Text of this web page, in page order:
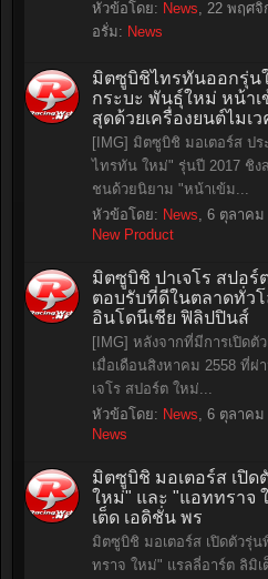
หัวข้อโดย: News, 22 พฤศจิ
อรั่ม: News
มิตซูบิชิไทรทันออกรุ่น
กระบะ พันธุ์ใหม่ หน้า
สุดด้วยเครื่องยนต์ไมเว
[IMG] มิตซูบิชิ มอเตอร์ส ป
ไทรทัน ใหม่" รุ่นปี 2017 ชิง
ชนด้วยนิยาม "หน้าเข้ม...
หัวข้อโดย: News, 6 ตุลาคม
New Product
มิตซูบิชิ ปาเจโร สปอร์
ตอบรับที่ดีในตลาดทั่วโ
อินโดนีเชีย ฟิลิปปินส์
[IMG] หลังจากที่มีการเปิดตั
เมื่อเดือนสิงหาคม 2558 ที่ผ่
เจโร สปอร์ต ใหม่...
หัวข้อโดย: News, 6 ตุลาคม
News
มิตซูบิชิ มอเตอร์ส เปิด
ใหม่" และ "แอททราจ
เต็ด เอดิชั่น พร
มิตซูบิชิ มอเตอร์ส เปิดตัวรุ่
ทราจ ใหม่" แรลลี่อาร์ต ลิมิเ